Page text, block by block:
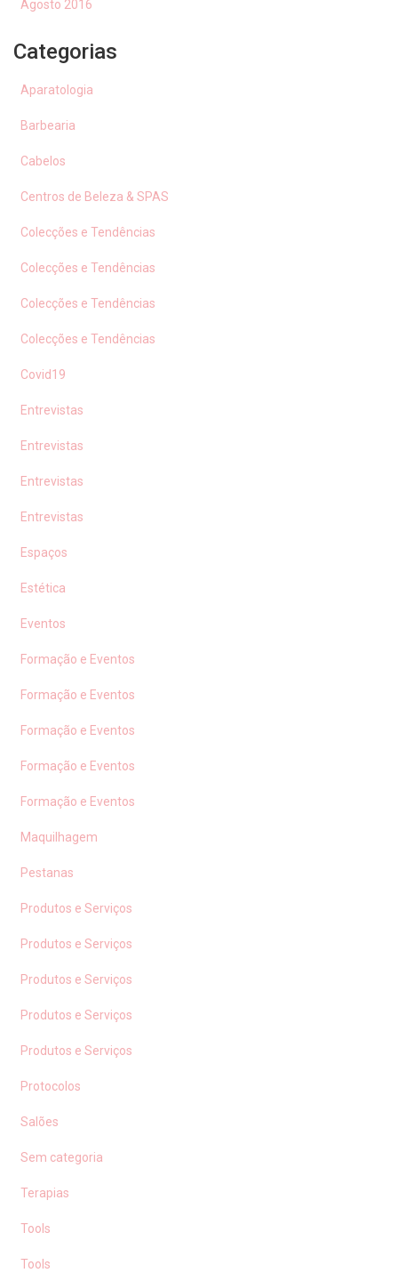
Agosto 2016
Categorias
Aparatologia
Barbearia
Cabelos
Centros de Beleza & SPAS
Colecções e Tendências
Colecções e Tendências
Colecções e Tendências
Colecções e Tendências
Covid19
Entrevistas
Entrevistas
Entrevistas
Entrevistas
Espaços
Estética
Eventos
Formação e Eventos
Formação e Eventos
Formação e Eventos
Formação e Eventos
Formação e Eventos
Maquilhagem
Pestanas
Produtos e Serviços
Produtos e Serviços
Produtos e Serviços
Produtos e Serviços
Produtos e Serviços
Protocolos
Salões
Sem categoria
Terapias
Tools
Tools